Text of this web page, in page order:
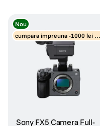
7. card memorie
ulanzi
insta 360
Nou
cumpara impreuna -1000 lei di
scount obiective
Sony FX5 Camera Full-